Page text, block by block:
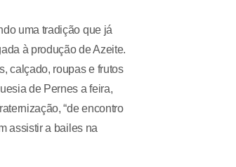
uma tradição que já
à produção de Azeite.
calçado, roupas e frutos
de Pernes a feira,
“de encontro
assistir a bailes na